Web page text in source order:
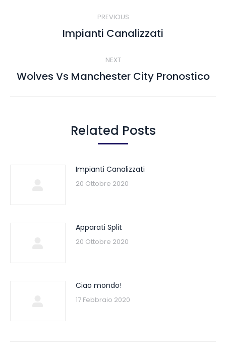
navigation
PREVIOUS
Previous
Impianti Canalizzati
NEXT
Next
Wolves Vs Manchester City Pronostico
Related Posts
Impianti Canalizzati
20 Ottobre 2020
Apparati Split
20 Ottobre 2020
Ciao mondo!
17 Febbraio 2020